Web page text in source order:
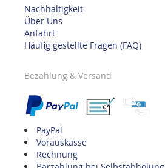
Nachhaltigkeit
Über Uns
Anfahrt
Häufig gestellte Fragen (FAQ)
Bezahlung & Versand
PayPal
Vorauskasse
Rechnung